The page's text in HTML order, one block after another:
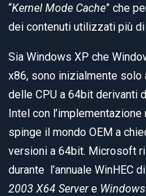
“Kernel Mode Cache” che
dei contenuti utilizzati più
Sia Windows XP che
x86, sono inizialmente solo
delle CPU a 64bit derivanti
Intel con
spinge il mondo OEM a
versioni a 64bit. Microsoft
durante l’annuale WinHEC
2003 X64 Servere